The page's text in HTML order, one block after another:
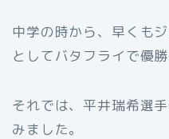
中学の時から、早くも
としてバタフライで優勝
それでは、平井瑞希選
みました。